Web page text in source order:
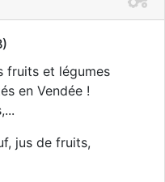
fruits et légumes
en Vendée !
jus de fruits,